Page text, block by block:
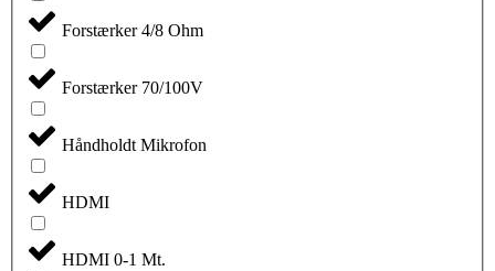
Forstærker 4/8 Ohm
Forstærker 70/100V
Håndholdt Mikrofon
HDMI
HDMI 0-1 Mt.